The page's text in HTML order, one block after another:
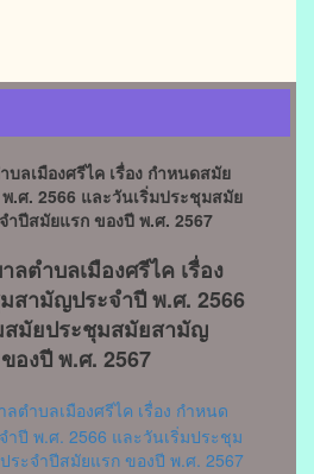
ลเมืองศรีไค เรื่อง กำหนดสมัย
.ศ. 2566 และวันเริ่มประชุมสมัย
ปีสมัยแรก ของปี พ.ศ. 2567
ลตำบลเมืองศรีไค เรื่อง
สามัญประจำปี พ.ศ. 2566
สมัยประชุมสมัยสามัญ
องปี พ.ศ. 2567
ตำบลเมืองศรีไค เรื่อง กำหนด
ปี พ.ศ. 2566 และวันเริ่มประชุม
ะจำปีสมัยแรก ของปี พ.ศ. 2567